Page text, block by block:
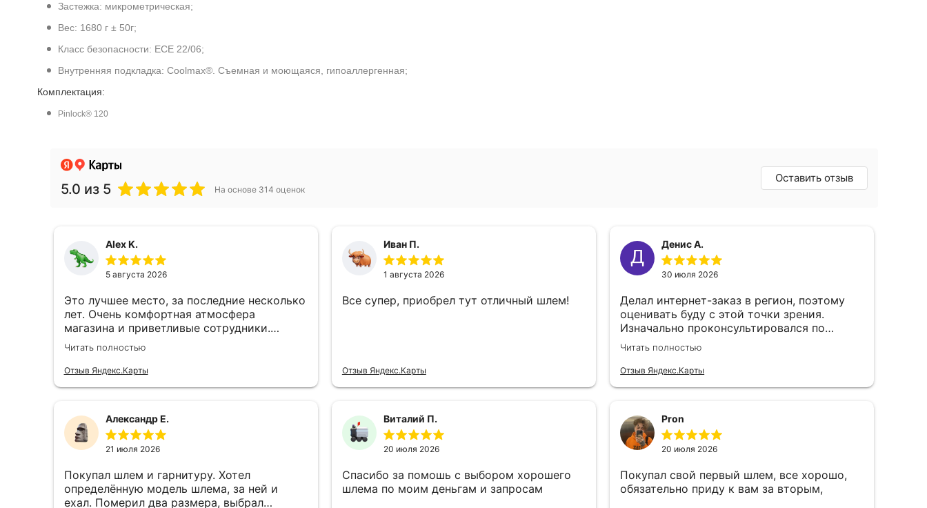
Застежка: микрометрическая;
Вес: 1680 г ±50г;
Класс безопасности: ECE 22/06;
Внутренняя подкладка: Coolmax®. Съемная и моющаяся, гипоаллергенная;
Комплектация:
Pinlock® 120